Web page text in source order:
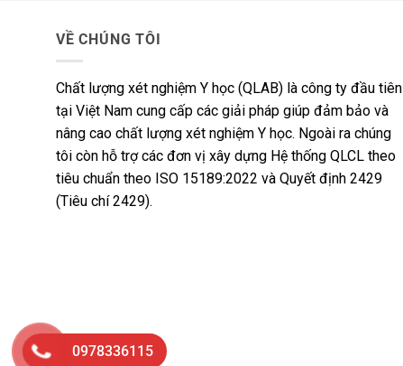
VỀ CHÚNG TÔI
Chất lượng xét nghiệm Y học (QLAB) là công ty đầu tiên
tại Việt Nam cung cấp các giải pháp giúp đảm bảo và
nâng cao chất lượng xét nghiệm Y học. Ngoài ra chúng
tôi còn hỗ trợ các đơn vị xây dựng Hệ thống QLCL theo
tiêu chuẩn theo ISO 15189:2022 và Quyết định 2429
(Tiêu chí 2429).
0978336115